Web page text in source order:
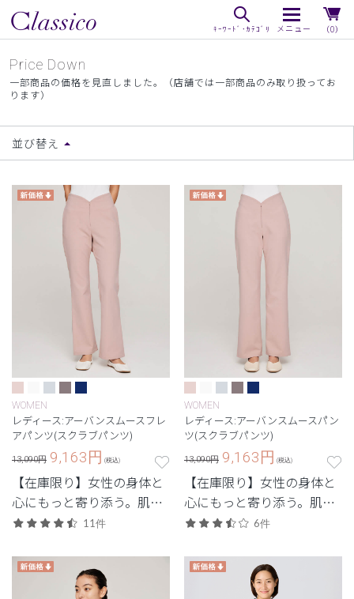
（0）
Price Down
一部商品の価格を見直しました。（店舗では一部商品のみ取り扱ってお
ります）
並び替え
WOMEN
レディース:アーバンスムースフレ
アパンツ(スクラブパンツ)
13,090円 9,163円 (税込)
【在庫限り】女性の身体と
心にもっと寄り添う。肌触
りにこだわった素材と柔ら
徴。
11件
WOMEN
レディース:アーバンスムースパン
ツ(スクラブパンツ)
13,090円 9,163円 (税込)
【在庫限り】女性の身体と
心にもっと寄り添う。肌触
りにこだわった素材と柔ら
徴。
6件